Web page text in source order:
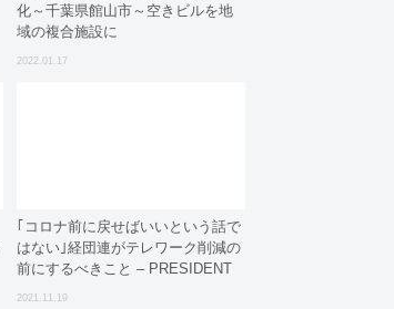
化～千葉県館山市～空きビルを地
域の複合施設に
2022.01.17
｢コロナ前に戻せばいいという話で
はない｣経団連がテレワーク削減の
前にするべきこと – PRESIDENT
Online
2021.11.19